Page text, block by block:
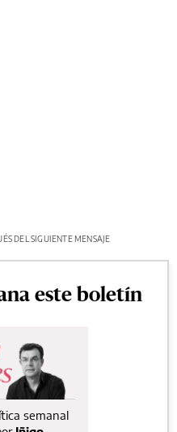
DEL SIGUIENTE MENSAJE
este boletín